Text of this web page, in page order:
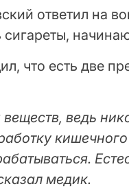
ответил на
что есть две
ведь
медик.